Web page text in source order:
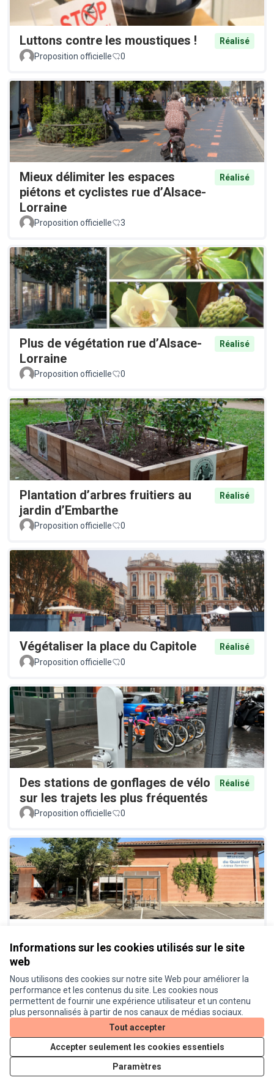
Informations sur les cookies utilisés sur le site
web
Nous utilisons des cookies sur notre site Web pour améliorer la
performance et les contenus du site. Les cookies nous
permettent de fournir une expérience utilisateur et un contenu
plus personnalisés à partir de nos canaux de médias sociaux.
Tout accepter
Accepter seulement les cookies essentiels
Paramètres
Luttons contre les moustiques !
Réalisé
Proposition officielle
0
Mieux délimiter les espaces
piétons et cyclistes rue d’Alsace-
Lorraine
Réalisé
Proposition officielle 3
Plus de végétation rue d’Alsace-
Lorraine
Réalisé
Proposition officielle 0
Plantation d’arbres fruitiers au
jardin d’Embarthe
Réalisé
Proposition officielle 0
Végétaliser la place du Capitole
Réalisé
Proposition officielle
0
Des stations de gonflages de vélo
sur les trajets les plus fréquentés
Réalisé
Proposition officielle 0
des bâtiments publics ! Installation
de panneaux photovoltaïques sur
des équipements publics
Proposition officielle 0